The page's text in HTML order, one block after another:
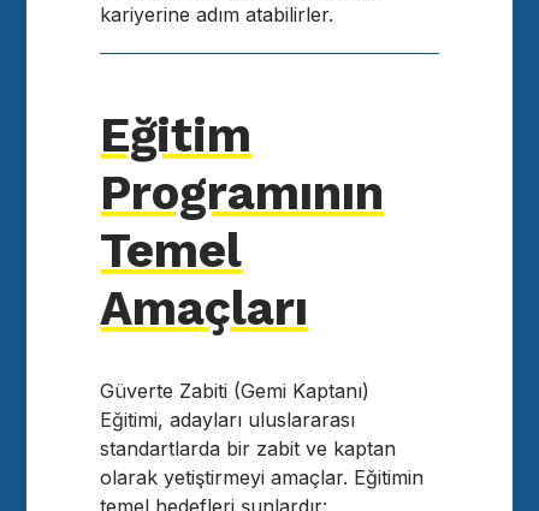
kariyerine adım atabilirler.
Eğitim
Programının
Temel
Amaçları
Güverte Zabiti (Gemi Kaptanı)
Eğitimi, adayları uluslararası
standartlarda bir zabit ve kaptan
olarak yetiştirmeyi amaçlar. Eğitimin